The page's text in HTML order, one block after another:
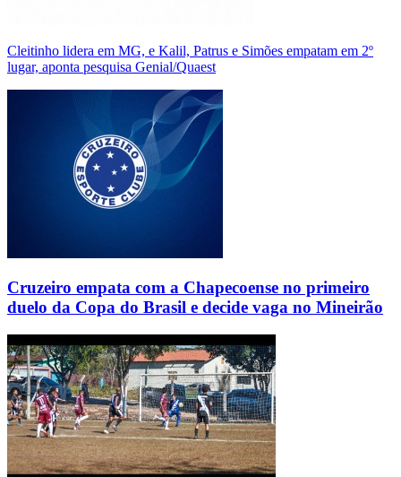
Cleitinho lidera em MG, e Kalil, Patrus e Simões empatam em 2º
lugar, aponta pesquisa Genial/Quaest
Cruzeiro empata com a Chapecoense no primeiro
duelo da Copa do Brasil e decide vaga no Mineirão